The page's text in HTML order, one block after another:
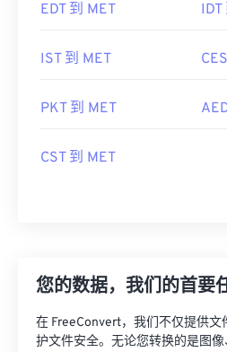
EDT 到 MET IDT
IST 到 MET
PKT 到 MET
CST 到 MET
您的数据，我们的首要
在 FreeConvert，我们不仅提供
护文件安全。无论您转换的是图